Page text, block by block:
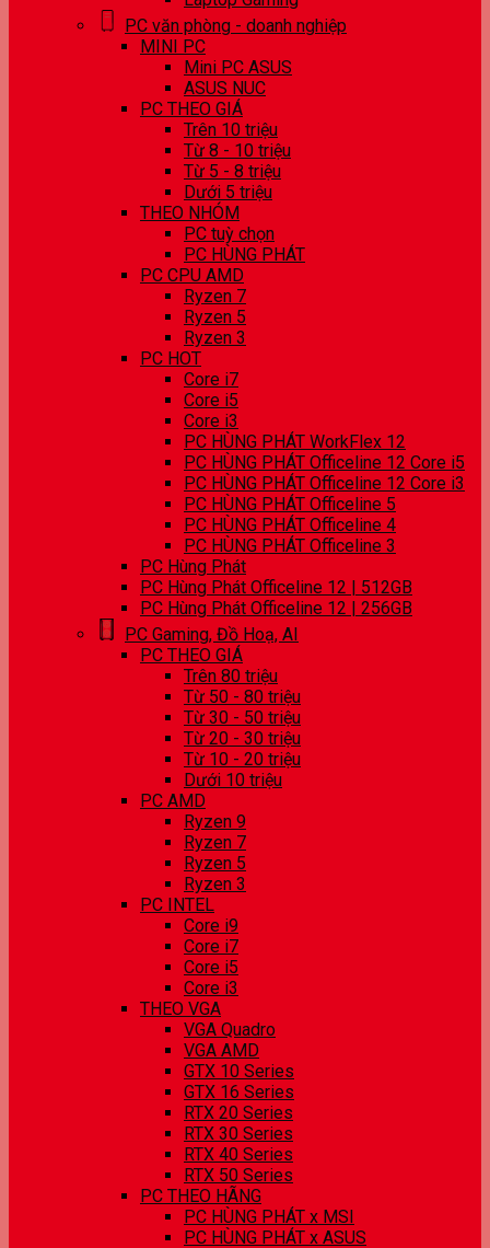
PC văn phòng - doanh nghiệp
MINI PC
Mini PC ASUS
ASUS NUC
PC THEO GIÁ
Trên 10 triệu
Từ 8 - 10 triệu
Từ 5 - 8 triệu
Dưới 5 triệu
THEO NHÓM
PC tuỳ chọn
PC HÙNG PHÁT
PC CPU AMD
Ryzen 7
Ryzen 5
Ryzen 3
PC HOT
Core i7
Core i5
Core i3
PC HÙNG PHÁT WorkFlex 12
PC HÙNG PHÁT Officeline 12 Core i5
PC HÙNG PHÁT Officeline 12 Core i3
PC HÙNG PHÁT Officeline 5
PC HÙNG PHÁT Officeline 4
PC HÙNG PHÁT Officeline 3
PC Hùng Phát
PC Hùng Phát Officeline 12 | 512GB
PC Hùng Phát Officeline 12 | 256GB
PC Gaming, Đồ Hoạ, AI
PC THEO GIÁ
Trên 80 triệu
Từ 50 - 80 triệu
Từ 30 - 50 triệu
Từ 20 - 30 triệu
Từ 10 - 20 triệu
Dưới 10 triệu
PC AMD
Ryzen 9
Ryzen 7
Ryzen 5
Ryzen 3
PC INTEL
Core i9
Core i7
Core i5
Core i3
THEO VGA
VGA Quadro
VGA AMD
GTX 10 Series
GTX 16 Series
RTX 20 Series
RTX 30 Series
RTX 40 Series
RTX 50 Series
PC THEO HÃNG
PC HÙNG PHÁT x MSI
PC HÙNG PHÁT x ASUS